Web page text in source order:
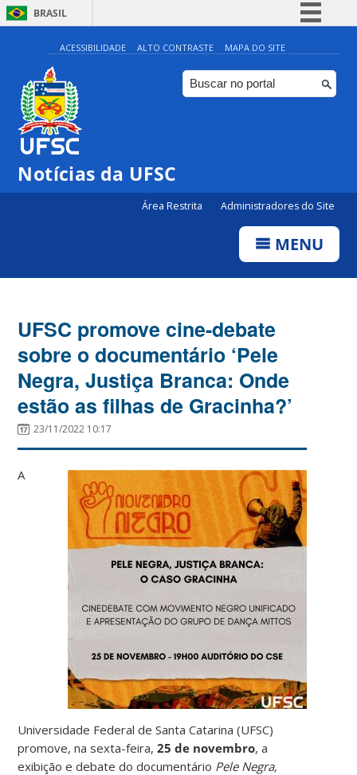
BRASIL
Simplifique!
Comunica BR
Participe
ACESSIBILIDADE ALTO CONTRASTE MAPA DO SITE
Notícias da UFSC
Área Restrita Administradores do Site
MENU
UFSC promove cine-debate
sobre o documentário ‘Pele
Negra, Justiça Branca: Onde
estão as filhas de Gracinha?’
23/11/2022 10:17
A
Universidade Federal de Santa Catarina (UFSC)
promove, na sexta-feira,25 de novembro, a
exibição e debate do documentário Pele Negra,